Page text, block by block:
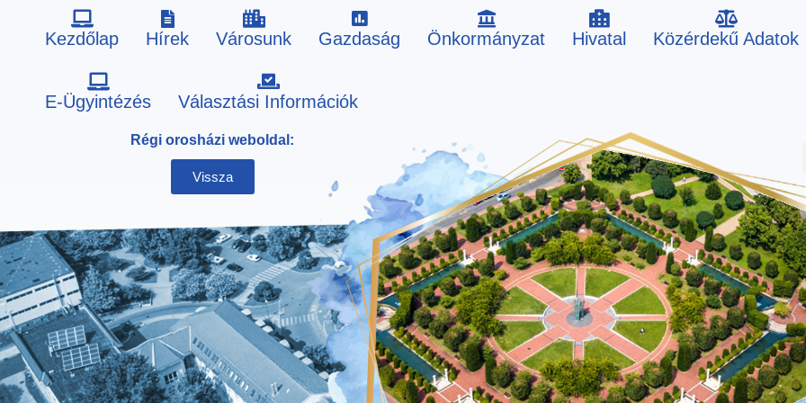
Kezdőlap Hírek Városunk Gazdaság Önkormányzat Hivatal Közérdekű Adatok
E-Ügyintézés Választási Információk
Régi orosházi weboldal:
Vissza